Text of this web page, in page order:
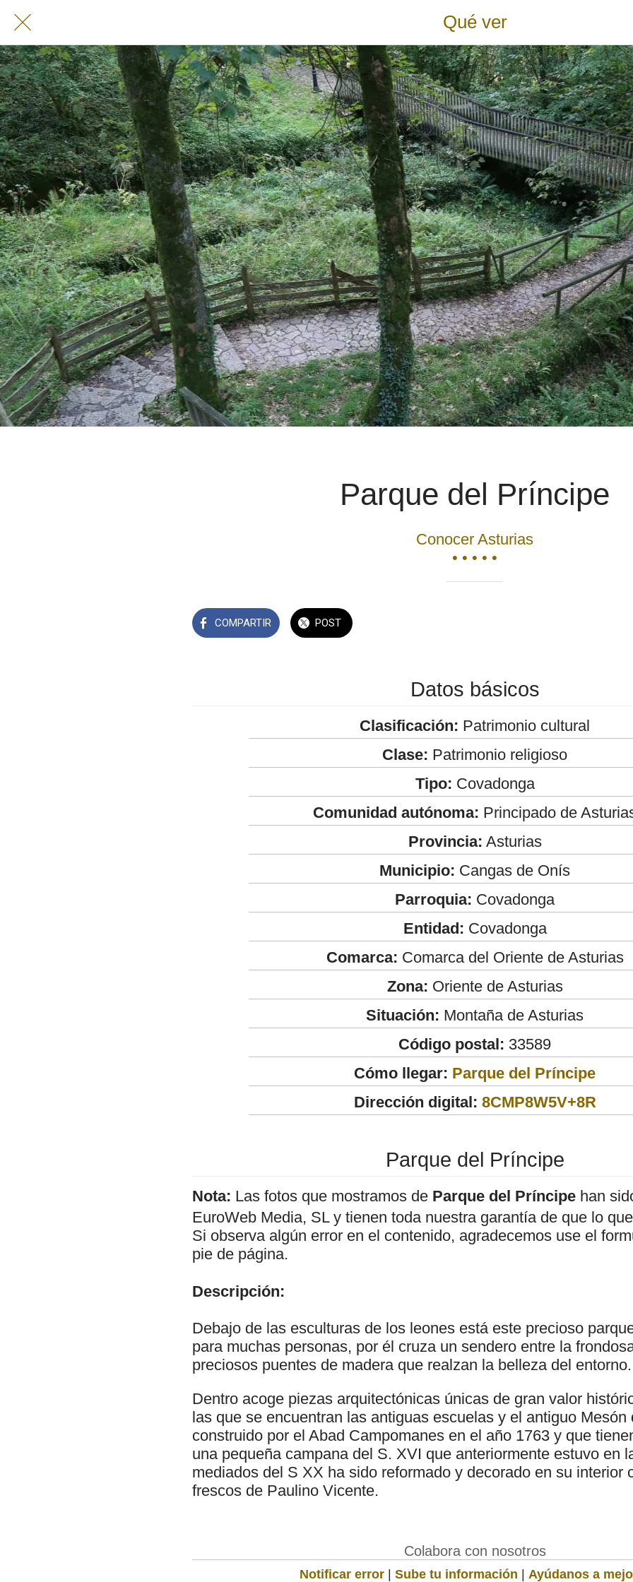
Qué ver
Parque del Príncipe
Conocer Asturias
• • • • •
COMPARTIR POST
Datos básicos
Clasificación: Patrimonio cultural
Clase: Patrimonio religioso
Tipo: Covadonga
Comunidad autónoma: Principado de
Provincia: Asturias
Municipio: Cangas de Onís
Parroquia: Covadonga
Entidad: Covadonga
Comarca: Comarca del Oriente de Asturias
Zona: Oriente de Asturias
Situación: Montaña de Asturias
Código postal: 33589
Cómo llegar: Parque del Príncipe
Dirección digital: 8CMP8W5V+8R
Parque del Príncipe
Nota: Las fotos que mostramos de Parque del Príncipe han
EuroWeb Media, SL y tienen toda nuestra garantía de que lo
Si observa algún error en el contenido, agradecemos use el
pie de página.
Descripción:
Debajo de las esculturas de los leones está este precioso
para muchas personas, por él cruza un sendero entre la
preciosos puentes de madera que realzan la belleza del entorno.
Dentro acoge piezas arquitectónicas únicas de gran valor
las que se encuentran las antiguas escuelas y el antiguo Mesón
construido por el Abad Campomanes en el año 1763 y que
una pequeña campana del S. XVI que anteriormente estuvo en
mediados del S XX ha sido reformado y decorado en su interior
frescos de Paulino Vicente.
Colabora con nosotros
Notificar error | Sube tu información | Ayúdanos a